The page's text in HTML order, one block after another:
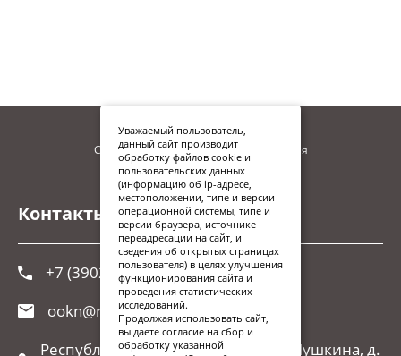
Сайт находится в процессе наполнения
Контакты
+7 (3902) 248-026
ookn@r-19.ru
Республика Хакасия, г. Абакан, ул.Пушкина, д.
Уважаемый пользователь,
данный сайт производит
обработку файлов cookie и
пользовательских данных
(информацию об ip-адресе,
местоположении, типе и версии
операционной системы, типе и
версии браузера, источнике
переадресации на сайт, и
сведения об открытых страницах
пользователя) в целях улучшения
функционирования сайта и
проведения статистических
исследований.
Продолжая использовать сайт,
вы даете согласие на сбор и
обработку указанной